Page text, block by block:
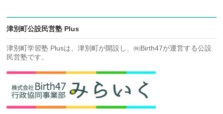
津別町公設民営塾 Plus
津別町学習塾 Plusは、津別町が開設し、㈱Birth47が運営する公設
民営塾です。